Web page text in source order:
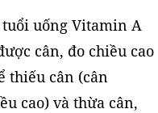
uống Vitamin A
cân, đo chiều cao
thiếu cân (cân
cao) và thừa cân,